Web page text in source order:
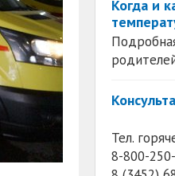
Когда и
Тел.
8-800-